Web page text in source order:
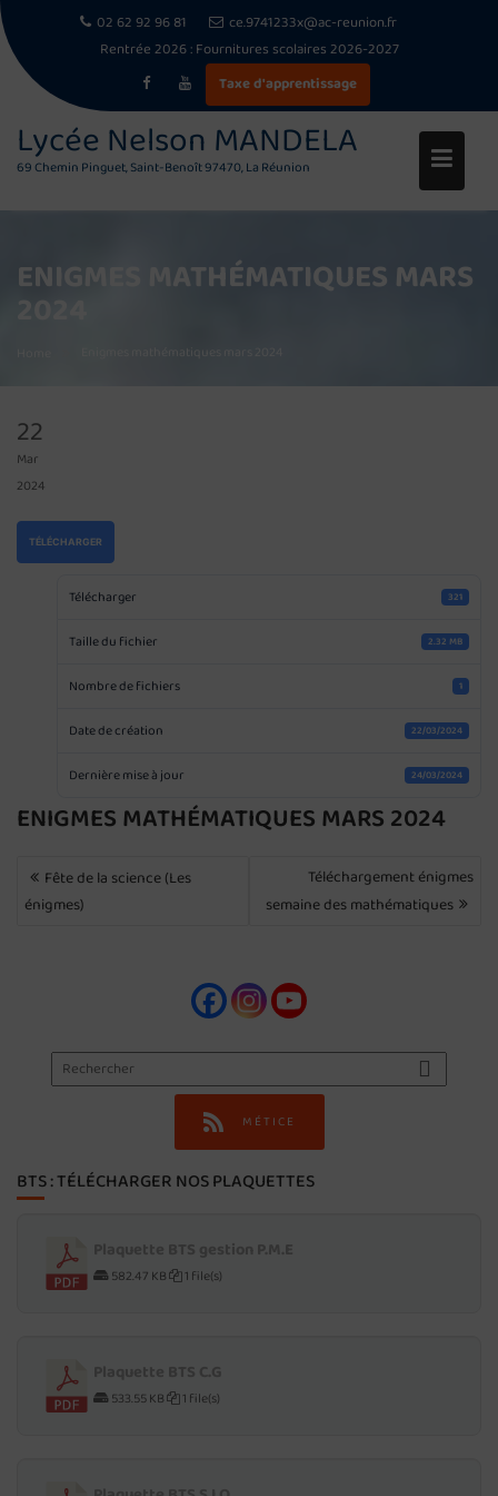
content
02 62 92 96 81
ce.9741233x@ac-reunion.fr
Rentrée 2026 : Fournitures scolaires 2026-2027
Taxe d'apprentissage
Lycée Nelson MANDELA
69 Chemin Pinguet, Saint-Benoît 97470, La Réunion
ENIGMES MATHÉMATIQUES MARS
2024
Enigmes mathématiques mars 2024
22
Mar
2024
TÉLÉCHARGER
Télécharger 321
Taille du fichier 2.32 MB
Nombre de fichiers 1
Date de création 22/03/2024
Dernière mise à jour 24/03/2024
ENIGMES MATHÉMATIQUES MARS 2024
NAVIGATION
DE
L’ARTICLE
Fête de la science (Les
énigmes)
Téléchargement énigmes
semaine des mathématiques
MÉTICE
BTS : TÉLÉCHARGER NOS PLAQUETTES
582.47 KB 1 file(s)
533.55 KB 1 file(s)